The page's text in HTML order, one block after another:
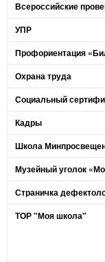
Всероссийские
УПР
Профориентация
Охрана труда
Социальный
Кадры
Школа
Музейный уголок
Страничка
ТОР "Моя школа"